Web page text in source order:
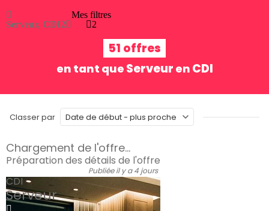
Serveur, CDI2
Mes filtres
2
51 offres
en tant que Serveur en CDI
Classer par
Chargement de l'offre...
Préparation des détails de l'offre
Publiée il y a 4 jours
CDI
Serveur